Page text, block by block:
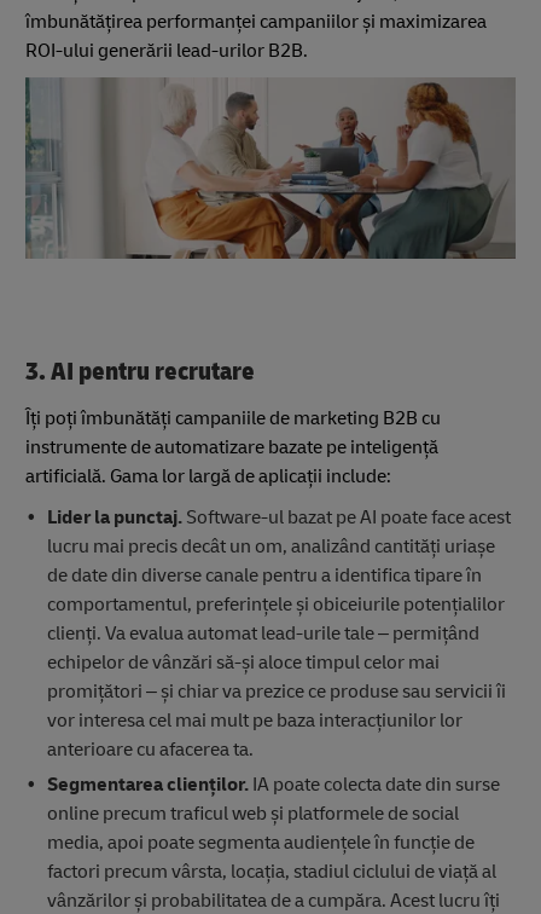
îmbunătățirea performanței campaniilor și maximizarea
ROI-ului generării lead-urilor B2B.
3. AI pentru recrutare
Îți poți îmbunătăți campaniile de marketing B2B cu
instrumente de automatizare bazate pe inteligență
artificială. Gama lor largă de aplicații include:
Lider la punctaj.Software-ul bazat pe AI poate face acest
lucru mai precis decât un om, analizând cantități uriașe
de date din diverse canale pentru a identifica tipare în
comportamentul, preferințele și obiceiurile potențialilor
clienți. Va evalua automat lead-urile tale – permițând
echipelor de vânzări să-și aloce timpul celor mai
promițători – și chiar va prezice ce produse sau servicii îi
vor interesa cel mai mult pe baza interacțiunilor lor
anterioare cu afacerea ta.
Segmentarea clienților.IA poate colecta date din surse
online precum traficul web și platformele de social
media, apoi poate segmenta audiențele în funcție de
factori precum vârsta, locația, stadiul ciclului de viață al
vânzărilor și probabilitatea de a cumpăra. Acest lucru îți